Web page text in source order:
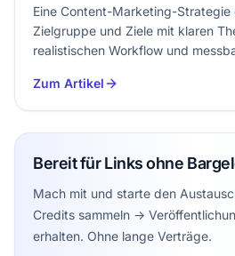
Eine Content-Marketing-
Zielgruppe und Ziele mit klaren
realistischen Workflow und
Einzelartikel und baust
Inhalte produziert, verte…
Zum Artikel
Bereit für Links ohne
Mach mit und starte den
Credits sammeln ->
erhalten. Ohne lange Verträge.